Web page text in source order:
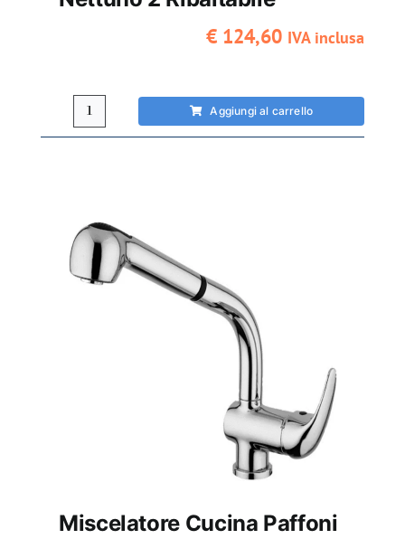
€ 124,60 IVA inclusa
Miscelatore
cucina
ribaltabile
quantità
Aggiungi al carrello
Miscelatore Cucina Paffoni